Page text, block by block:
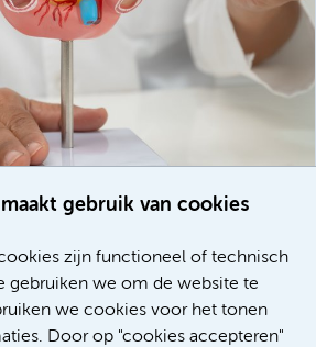
gebruik van cookies
zijn functioneel of technisch
gebruiken we om de website te
we cookies voor het tonen
Door op "cookies accepteren"
verbeteren